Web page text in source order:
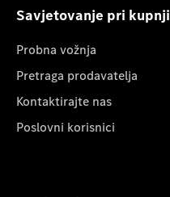
Savjetovanje pri kupnji
Probna vožnja
Pretraga prodavatelja
Kontaktirajte nas
Poslovni korisnici